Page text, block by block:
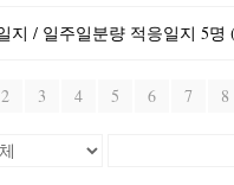
2 3 4 5 6 7 8